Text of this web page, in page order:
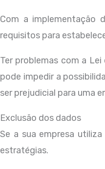
Com a implementação
requisitos para
Ter problemas com a
pode impedir a
ser prejudicial para uma
Exclusão dos dados
Se a sua empresa
estratégias.